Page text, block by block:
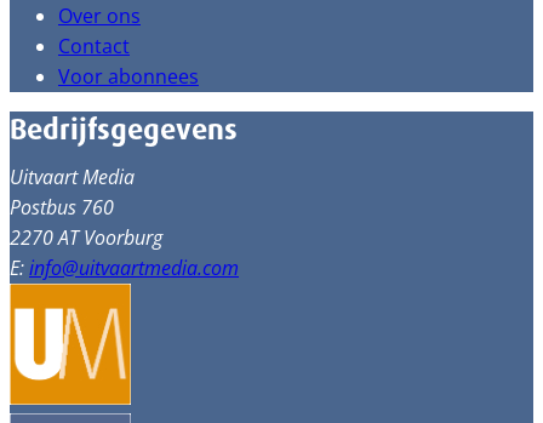
Over ons
Contact
Voor abonnees
Bedrijfsgegevens
Uitvaart Media
Postbus 760
2270 AT Voorburg
E:info@uitvaartmedia.com